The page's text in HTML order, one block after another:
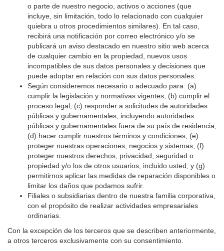
o parte de nuestro negocio, activos o acciones (que
incluye, sin limitación, todo lo relacionado con cualquier
quiebra u otros procedimientos similares). En tal caso,
recibirá una notificación por correo electrónico y/o se
publicará un aviso destacado en nuestro sitio web acerca
de cualquier cambio en la propiedad, nuevos usos
incompatibles de sus datos personales y decisiones que
puede adoptar en relación con sus datos personales.
Según consideremos necesario o adecuado para: (a)
cumplir la legislación y normativas vigentes; (b) cumplir el
proceso legal; (c) responder a solicitudes de autoridades
públicas y gubernamentales, incluyendo autoridades
públicas y gubernamentales fuera de su país de residencia;
(d) hacer cumplir nuestros términos y condiciones; (e)
proteger nuestras operaciones, negocios y sistemas; (f)
proteger nuestros derechos, privacidad, seguridad o
propiedad y/o los de otros usuarios, incluido usted; y (g)
permitirnos aplicar las medidas de reparación disponibles o
limitar los daños que podamos sufrir.
Filiales o subsidiarias dentro de nuestra familia corporativa,
con el propósito de realizar actividades empresariales
ordinarias.
Con la excepción de los terceros que se describen anteriormente,
a otros terceros exclusivamente con su consentimiento.